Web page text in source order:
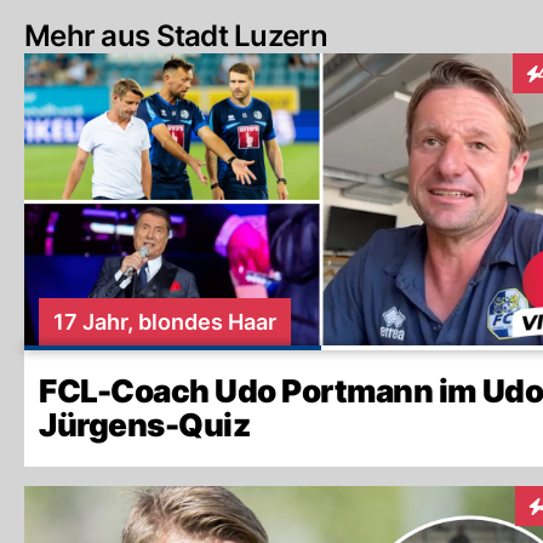
Mehr aus Stadt Luzern
17 Jahr, blondes Haar
FCL-Coach Udo Portmann im
Jürgens-Quiz